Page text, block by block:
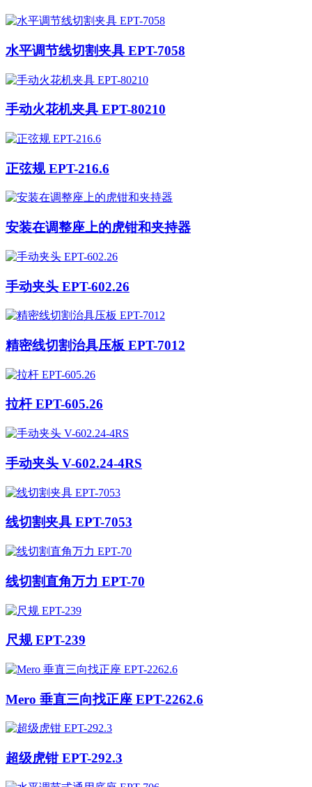
水平调节线切割夹具 EPT-7058
手动火花机夹具 EPT-80210
正弦规 EPT-216.6
安装在调整座上的虎钳和夹持器
手动夹头 EPT-602.26
精密线切割治具压板 EPT-7012
拉杆 EPT-605.26
手动夹头 V-602.24-4RS
线切割夹具 EPT-7053
线切割直角万力 EPT-70
尺规 EPT-239
Mero 垂直三向找正座 EPT-2262.6
超级虎钳 EPT-292.3